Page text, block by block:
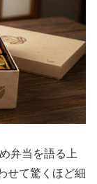
弁当を語る上
せて驚くほど細